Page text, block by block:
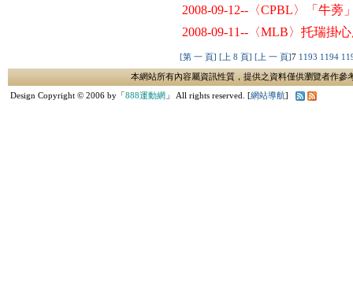
2008-09-12--〈CPBL〉「牛蒡
2008-09-11--〈MLB〉托瑞掛
[第 一 頁] [上 8 頁] [上 一 頁]7 1193 1194
本網站所有內容屬資訊性質，提供之資料僅供瀏覽者作
Design Copyright © 2006 by「888運動網 」 All rights reserved. [網站導航]